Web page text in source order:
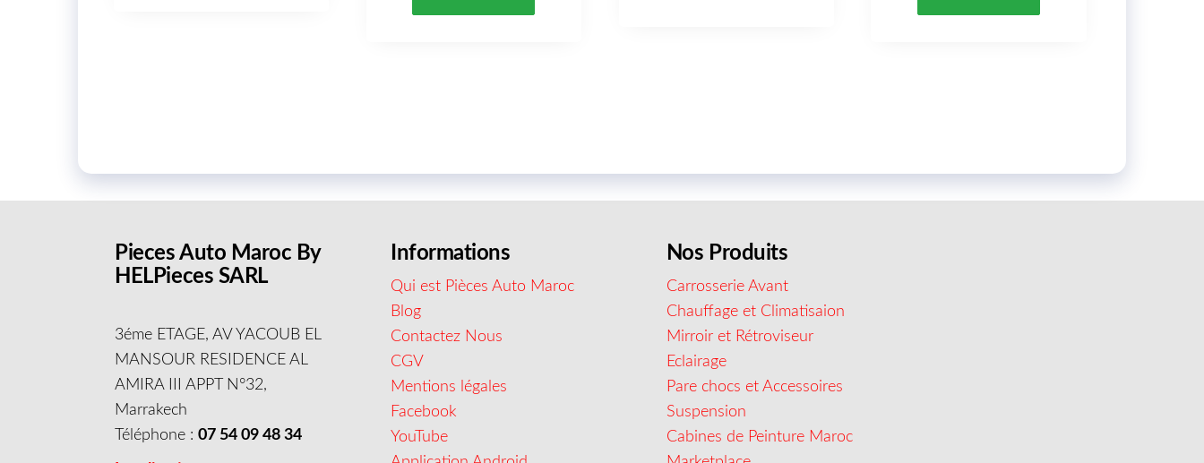
Pieces Auto Maroc By
HELPieces SARL
3éme ETAGE, AV YACOUB EL
MANSOUR RESIDENCE AL
AMIRA III APPT N°32,
Marrakech
Téléphone :07 54 09 48 34
Informations
Qui est Pièces Auto Maroc
Blog
Contactez Nous
CGV
Mentions légales
Facebook
YouTube
Nos Produits
Carrosserie Avant
Chauffage et Climatisaion
Mirroir et Rétroviseur
Eclairage
Pare chocs et Accessoires
Suspension
Cabines de Peinture Maroc